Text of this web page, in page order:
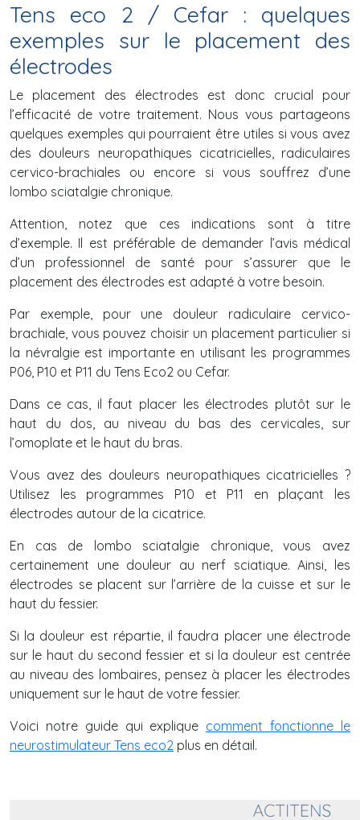
Tens eco 2 / Cefar : quelques
exemples sur le placement des
électrodes
Le placement des électrodes est donc crucial pour
l’efficacité de votre traitement. Nous vous partageons
quelques exemples qui pourraient être utiles si vous avez
des douleurs neuropathiques cicatricielles, radiculaires
cervico-brachiales ou encore si vous souffrez d’une
lombo sciatalgie chronique.
Attention, notez que ces indications sont à titre
d’exemple. Il est préférable de demander l’avis médical
d’un professionnel de santé pour s’assurer que le
placement des électrodes est adapté à votre besoin.
Par exemple, pour une douleur radiculaire cervico-
brachiale, vous pouvez choisir un placement particulier si
la névralgie est importante en utilisant les programmes
P06, P10 et P11 du Tens Eco2 ou Cefar.
Dans ce cas, il faut placer les électrodes plutôt sur le
haut du dos, au niveau du bas des cervicales, sur
l’omoplate et le haut du bras.
Vous avez des douleurs neuropathiques cicatricielles ?
Utilisez les programmes P10 et P11 en plaçant les
électrodes autour de la cicatrice.
En cas de lombo sciatalgie chronique, vous avez
certainement une douleur au nerf sciatique. Ainsi, les
électrodes se placent sur l’arrière de la cuisse et sur le
haut du fessier.
Si la douleur est répartie, il faudra placer une électrode
sur le haut du second fessier et si la douleur est centrée
au niveau des lombaires, pensez à placer les électrodes
uniquement sur le haut de votre fessier.
Voici notre guide qui explique comment fonctionne le
neurostimulateur Tens eco2 plus en détail.